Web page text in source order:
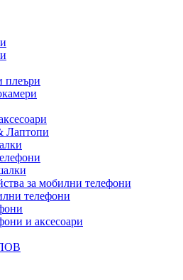
плеъри
Лаптопи
за мобилни телефони
телефони
и аксесоари